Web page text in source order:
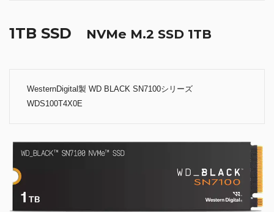
1TB SSD NVMe M.2 SSD 1TB
WesternDigital製 WD BLACK SN7100シリーズ
WDS100T4X0E